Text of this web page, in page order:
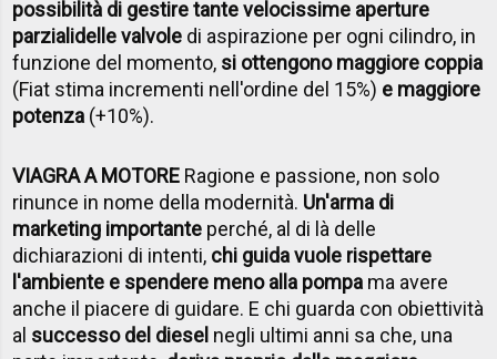
possibilità di gestire tante velocissime aperture
parzialidelle valvole di aspirazione per ogni cilindro, in
funzione del momento, si ottengono maggiore coppia
(Fiat stima incrementi nell'ordine del 15%) e maggiore
potenza (+10%).
VIAGRA A MOTORE Ragione e passione, non solo
rinunce in nome della modernità. Un'arma di
marketing importante perché, al di là delle
dichiarazioni di intenti, chi guida vuole rispettare
l'ambiente e spendere meno alla pompa ma avere
anche il piacere di guidare. E chi guarda con obiettività
al successo del diesel negli ultimi anni sa che, una